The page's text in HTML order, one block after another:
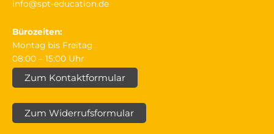
info@spt-education.de
Bürozeiten:
Montag bis Freitag
08:00 – 15:00 Uhr
Zum Kontaktformular
Zum Widerrufsformular